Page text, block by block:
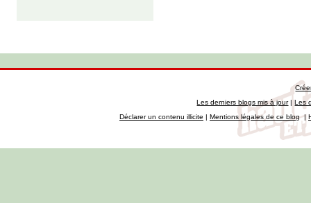
Les derniers blogs mis à jour|Les
Déclarer un contenu illicite | Mentions légales de ce blog|